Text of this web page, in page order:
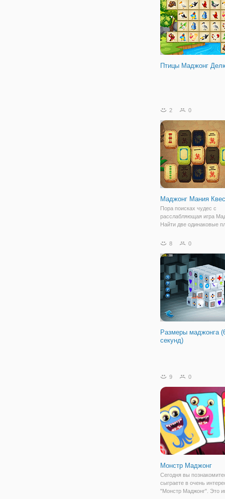
Птицы Маджонг
2 0
Маджонг Мания
Пора поисках чудес с
расслабляющая игра
Найти две одинаковые
правильно, чтобы
на уровень выше!
8 0
Размеры маджонга
секунд)
9 0
Монстр Маджонг
Сегодня вы
сыграете в очень
"Монстр Маджонг". Это